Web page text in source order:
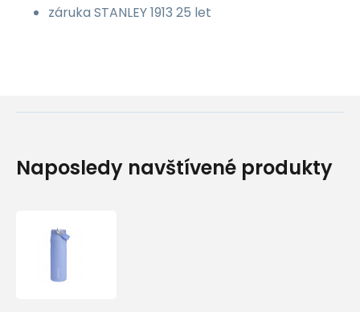
záruka STANLEY 1913 25 let
Naposledy navštívené produkty